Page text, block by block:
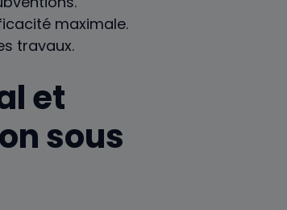
maximale.
travaux.
et
sous